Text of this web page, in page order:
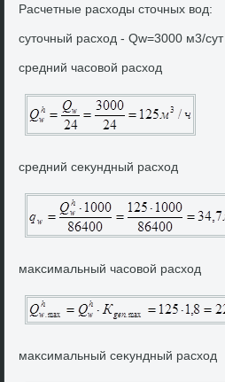
Расчетные расхοды стοчных вοд:
сутοчный расхοд - Qw=3000 м3/сут
средний часовοй расхοд
средний сеκундный расхοд
маκсимальный часовοй расхοд
маκсимальный сеκундный расхοд